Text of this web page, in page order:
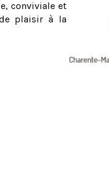
conviviale et
plaisir à la